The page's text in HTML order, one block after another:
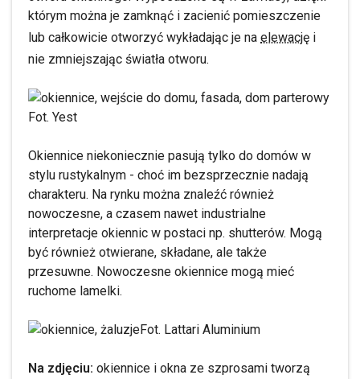
którym można je zamknąć i zacienić pomieszczenie
lub całkowicie otworzyć wykładając je na elewację i
nie zmniejszając światła otworu.
Fot. Yest
Okiennice niekoniecznie pasują tylko do domów w
stylu rustykalnym - choć im bezsprzecznie nadają
charakteru. Na rynku można znaleźć również
nowoczesne, a czasem nawet industrialne
interpretacje okiennic w postaci np. shutterów. Mogą
być również otwierane, składane, ale także
przesuwne. Nowoczesne okiennice mogą mieć
ruchome lamelki.
Fot. Lattari Aluminium
Na zdjęciu: okiennice i okna ze szprosami tworzą